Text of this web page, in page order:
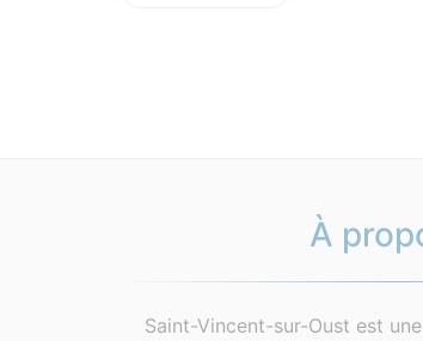
À
Saint-Vincent-sur-Oust est